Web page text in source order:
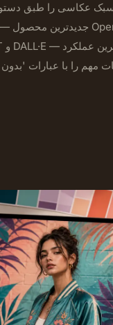
سبک عکاسی را طبق
مهم را با عبارات